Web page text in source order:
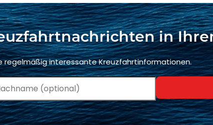
in
regelmäßig interessante Kreuzfahrtinformationen.